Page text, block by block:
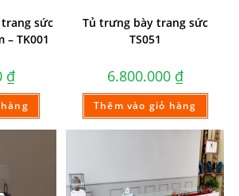
sức
TK001
₫
Tủ trưng bày trang sức
TS051
6.800.000 ₫
Thêm vào giỏ hàng